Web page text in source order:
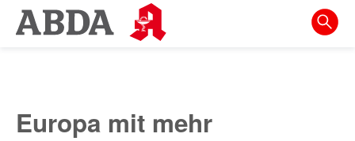
Springe
direkt
zur
Europa mit mehr